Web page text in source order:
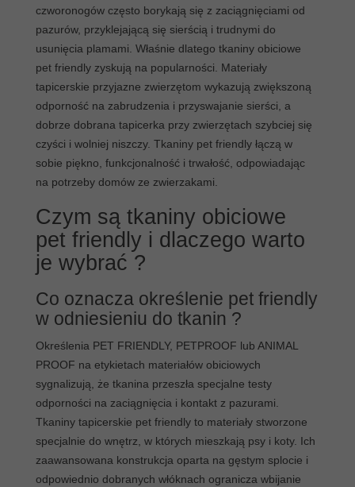
splotu.
3.3. Różnice między welurami, szenilami i
tkaninami gładkimi.
4. Łatwość czyszczenia i odporność na zabrudzenia
w materiałach pet friendly.
4.1. Impregnacje chroniące przed wnikaniem
płynów.
4.2. Usuwanie plam i błota bez profesjonalnego
prania.
4.3. Higiena i świeżość tapicerki na co dzień.
5. Jak wybrać kolor i typ mebla do domu z psem lub
kotem ?
5.1. Odcienie maskujące sierść i codzienne ślady
użytkowania.
czystości.
5.3. Praktyczne rozwiązania dla aktywnych pupili.
6. Pielęgnacja mebli z tkaninami przyjaznych
zwierzętom.
6.1. Regularne odkurzanie i szybka reakcja na
zabrudzenia.
6.2. Dodatkowe akcesoria wspierające czystość
tapicerki.
6.3. Przycinanie pazurów i udostępnianie
legowisk jako prewencja.
czworonogów często borykają się z zaciągnięciami od
pazurów, przyklejającą się sierścią i trudnymi do
usunięcia plamami. Właśnie dlatego tkaniny obiciowe
pet friendly zyskują na popularności. Materiały
tapicerskie przyjazne zwierzętom wykazują zwiększoną
odporność na zabrudzenia i przyswajanie sierści, a
dobrze dobrana tapicerka przy zwierzętach szybciej się
czyści i wolniej niszczy. Tkaniny pet friendly łączą w
sobie piękno, funkcjonalność i trwałość, odpowiadając
na potrzeby domów ze zwierzakami.
Czym są tkaniny obiciowe
pet friendly i dlaczego warto
je wybrać ?
Co oznacza określenie pet friendly
w odniesieniu do tkanin ?
Określenia PET FRIENDLY, PETPROOF lub ANIMAL
PROOF na etykietach materiałów obiciowych
sygnalizują, że tkanina przeszła specjalne testy
odporności na zaciągnięcia i kontakt z pazurami.
Tkaniny tapicerskie pet friendly to materiały stworzone
specjalnie do wnętrz, w których mieszkają psy i koty. Ich
zaawansowana konstrukcja oparta na gęstym splocie i
odpowiednio dobranych włóknach ogranicza wbijanie